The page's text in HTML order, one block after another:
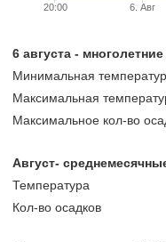
20:00 6. Авг
6 августа -
Минимальная
Максимальная
Максимальное кол-во
Август-
Температура
Кол-во осадков